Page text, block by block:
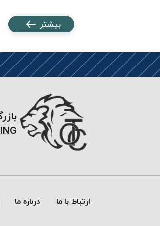
بیشتر
ارتباط با ما درباره ما